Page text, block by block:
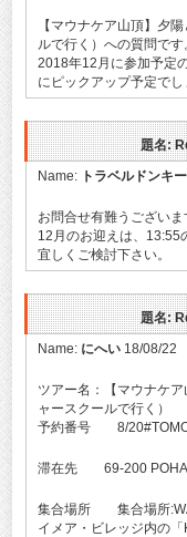
【マウナケア山頂】夕
ルで行く）への質問です
2018年12月に参加予定
にピックアップ予定でし
題名:
Name:
トラベルドンキー
お問合せ有難うございま
12月のお迎えは、13:55
宜しくご検討下さい。
題名:
Name: にへい18/08/22
ツアー名：【マウナケ
ャースクールで行く）
予約番号 8/
滞在先 69-200
集合場所 集合場所
イメア・ビレッジ内の